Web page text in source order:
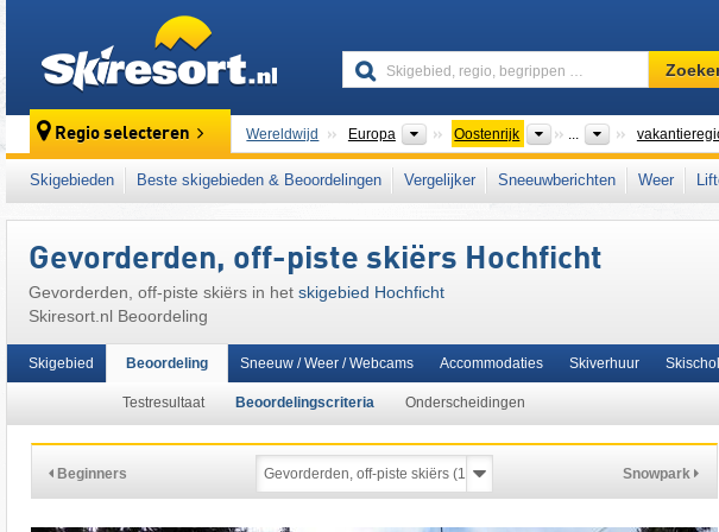
regio,
…
Zoeken
Regio selecteren Wereldwijd Europa Continenten
Oostenrijk Landen
...
Dit skigebied ligt ook in: SuperSkiCard het westen van Oostenrijk
Skigebieden Beste skigebieden & Beoordelingen Vergelijker Sneeuwberichten Weer
Gevorderden, off-piste skiërs Hochficht
Gevorderden, off-piste skiërs in het skigebied Hochficht
Skiresort.nl Beoordeling
Skigebied Beoordeling
Testresultaat Beoordelingscriteria Onderscheidingen
Sneeuw / Weer / Webcams Accommodaties Skiverhuur
Beginners Snowpark